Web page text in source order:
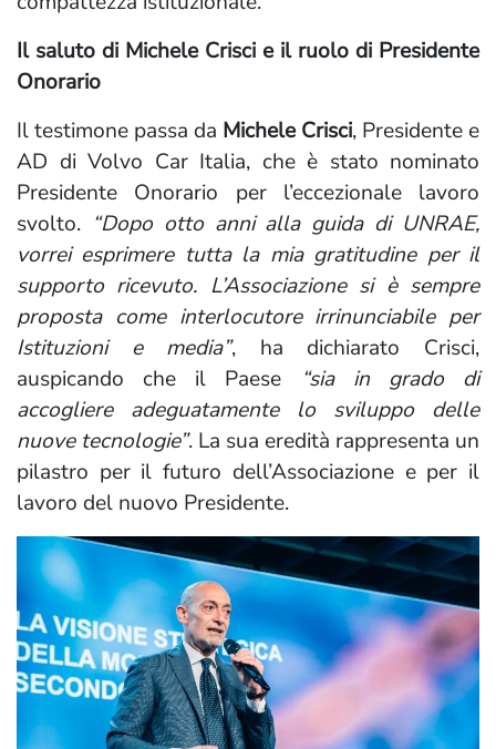
Il saluto di Michele Crisci e il ruolo di Presidente
Onorario
Il testimone passa da Michele Crisci, Presidente e
AD di Volvo Car Italia, che è stato nominato
Presidente Onorario per l’eccezionale lavoro
svolto. “Dopo otto anni alla guida di UNRAE,
vorrei esprimere tutta la mia gratitudine per il
supporto ricevuto. L’Associazione si è sempre
proposta come interlocutore irrinunciabile per
Istituzioni e media”, ha dichiarato Crisci,
auspicando che il Paese
“sia in grado di
accogliere adeguatamente lo sviluppo delle
nuove tecnologie”. La sua eredità rappresenta un
pilastro per il futuro dell’Associazione e per il
lavoro del nuovo Presidente.